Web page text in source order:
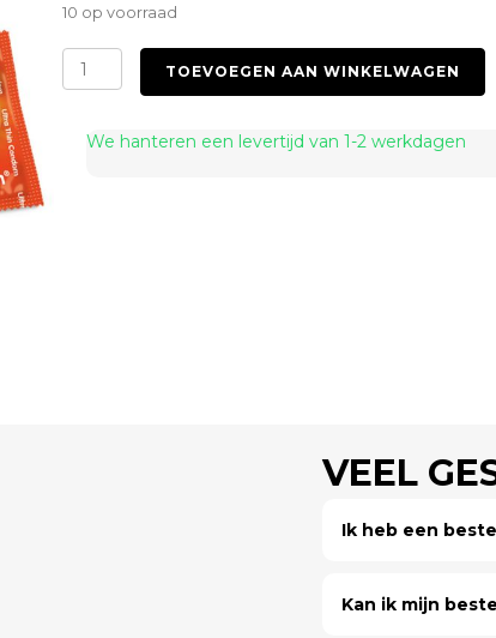
10 op voorraad
Condoms
Ultra
TOEVOEGEN AAN WINKELWAGEN
We hanteren een levertijd van 1-2 werkdagen
VEEL
Ik heb een
Kan ik mijn